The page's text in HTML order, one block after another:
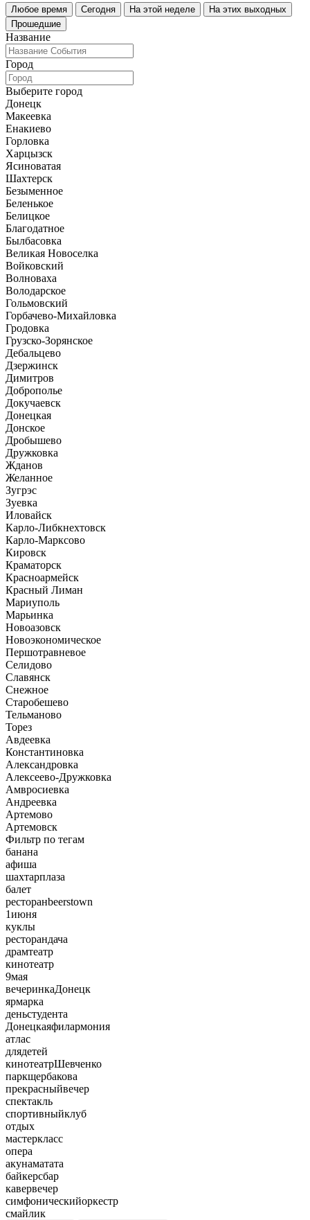
Любое время Сегодня На этой неделе
На этих выходных
Прошедшие
Название
Город
Выберите город
Донецк
Макеевка
Енакиево
Горловка
Харцызск
Ясиноватая
Шахтерск
Безыменное
Беленькое
Белицкое
Благодатное
Былбасовка
Великая Новоселка
Войковский
Волноваха
Володарское
Гольмовский
Горбачево-Михайловка
Гродовка
Грузско-Зорянское
Дебальцево
Дзержинск
Димитров
Доброполье
Докучаевск
Донецкая
Донское
Дробышево
Дружковка
Жданов
Желанное
Зугрэс
Зуевка
Иловайск
Карло-Либкнехтовск
Карло-Марксово
Кировск
Краматорск
Красноармейск
Красный Лиман
Мариуполь
Марьинка
Новоазовск
Новоэкономическое
Першотравневое
Селидово
Славянск
Снежное
Старобешево
Тельманово
Торез
Авдеевка
Константиновка
Александровка
Алексеево-Дружковка
Амвросиевка
Андреевка
Артемово
Артемовск
Фильтр по тегам
банана
афиша
шахтарплаза
балет
ресторанbeerstown
1июня
куклы
ресторандача
драмтеатр
кинотеатр
9мая
вечеринкаДонецк
ярмарка
деньстудента
Донецкаяфилармония
атлас
длядетей
кинотеатрШевченко
паркщербакова
прекрасныйвечер
спектакль
спортивныйклуб
отдых
мастеркласс
опера
акунаматата
байкерсбар
кавервечер
симфоническийоркестр
смайлик